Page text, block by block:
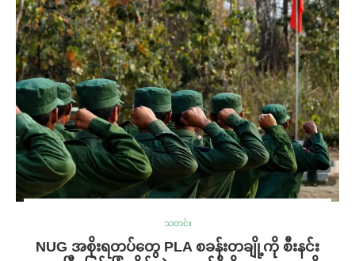
သတင်း
NUG အစိုးရတပ်တွေ PLA စခန်းတချို့ကို စီးနင်း